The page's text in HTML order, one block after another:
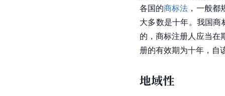
各国的商标法 ，一般
大多数是十年。我国商
的，商标注册人应当在
册的有效期为十年，自
地域性